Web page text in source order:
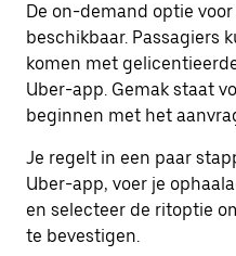
te
selecteren.
Druk
op
Escape
om
agenda
sluiten.
De on-demand optie
beschikbaar. Passagiers
komen met
Uber-app. Gemak staat
beginnen met het
Je regelt in een paar
Uber-app, voer je
en selecteer de ritoptie
te bevestigen.